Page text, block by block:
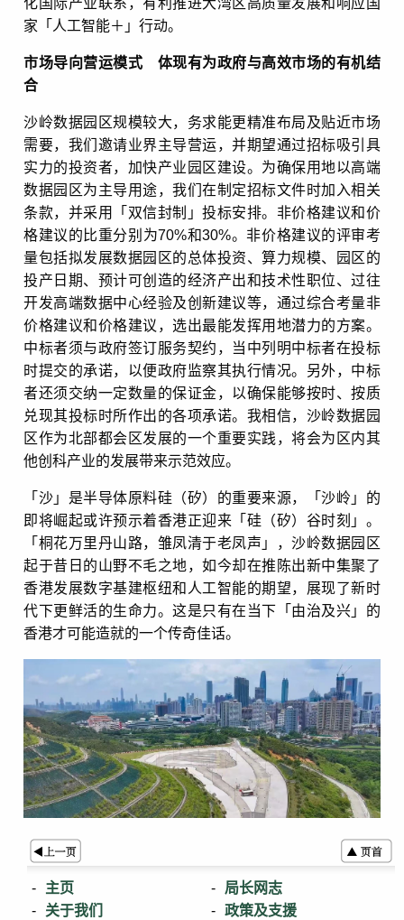
家「人工智能＋」行动。
市场导向营运模式 体现有为政府与高效市场的有机结
合
沙岭数据园区规模较大，务求能更精准布局及贴近市场
需要，我们邀请业界主导营运，并期望通过招标吸引具
实力的投资者，加快产业园区建设。为确保用地以高端
数据园区为主导用途，我们在制定招标文件时加入相关
条款，并采用「双信封制」投标安排。非价格建议和价
格建议的比重分别为70%和30%。非价格建议的评审考
量包括拟发展数据园区的总体投资、算力规模、园区的
投产日期、预计可创造的经济产出和技术性职位、过往
开发高端数据中心经验及创新建议等，通过综合考量非
价格建议和价格建议，选出最能发挥用地潜力的方案。
中标者须与政府签订服务契约，当中列明中标者在投标
时提交的承诺，以便政府监察其执行情况。另外，中标
者还须交纳一定数量的保证金，以确保能够按时、按质
兑现其投标时所作出的各项承诺。我相信，沙岭数据园
区作为北部都会区发展的一个重要实践，将会为区内其
他创科产业的发展带来示范效应。
「沙」是半导体原料硅（矽）的重要来源，「沙岭」的
即将崛起或许预示着香港正迎来「硅（矽）谷时刻」。
「桐花万里丹山路，雏凤清于老凤声」，沙岭数据园区
起于昔日的山野不毛之地，如今却在推陈出新中集聚了
香港发展数字基建枢纽和人工智能的期望，展现了新时
代下更鲜活的生命力。这是只有在当下「由治及兴」的
香港才可能造就的一个传奇佳话。
主页
关于我们
局长网志
政策及支援